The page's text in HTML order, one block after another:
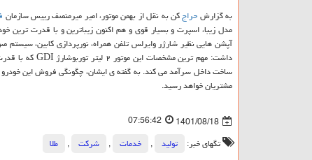
به گزارشحراجکن به نقل از بهمن موتور، امیر میرمنصف رییس سازمان
مدل زیبا، اسپرت و بسیار قوی و هم اکنون زیباترین و با قدرت
ساخت داخل سرآمد می کند. به گفته ی ایشان، چگونگی فروش این
مشتریان خواهد رسید.
1401/08/18
07:56:42
تگهای خبر:
تولید , خدمات , شركت ,
طلا